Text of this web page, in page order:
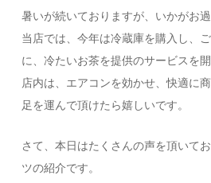
暑いが続いておりますが、いかがお
当店では、今年は冷蔵庫を購入し、
に、冷たいお茶を提供のサービスを開
店内は、エアコンを効かせ、快適に
足を運んで頂けたら嬉しいです。
さて、本日はたくさんの声を頂いて
ツの紹介です。